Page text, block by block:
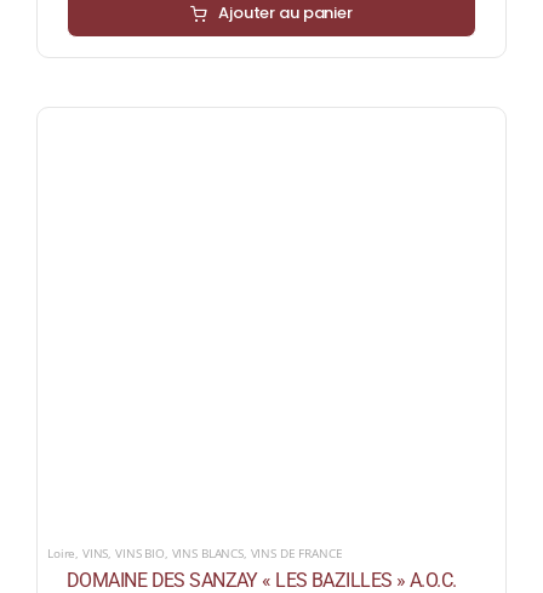
Ajouter au panier
Loire VINS ,VINS BIO VINS BLANCS, VINS DE FRANCE
DOMAINE DES SANZAY « LES BAZILLES » A.O.C.